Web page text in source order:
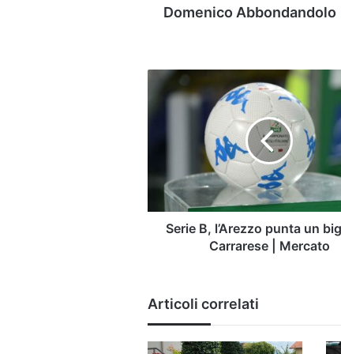
Domenico Abbondandolo
Serie
della
Carrarese
|
Mercato
Serie B, l’Arezzo punta un
Carrarese | Mercato
Articoli correlati